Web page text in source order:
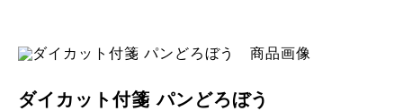
ダイカット付箋 パンどろぼう